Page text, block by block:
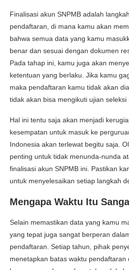
Finalisasi akun SNPMB adalah
pendaftaran, di mana kamu akan
bahwa semua data yang kamu
benar dan sesuai dengan dokumen
Pada tahap ini, kamu juga akan
ketentuan yang berlaku. Jika kamu
maka pendaftaran kamu tidak akan
tidak akan bisa mengikuti ujian seleksi
Hal ini tentu saja akan menjadi
kesempatan untuk masuk ke
Indonesia akan terlewat begitu saja.
penting untuk tidak menunda-nunda
finalisasi akun SNPMB ini. Pastikan
untuk menyelesaikan setiap langkah
Mengapa Waktu Itu
Selain memastikan data yang kamu
yang tepat juga sangat berperan
pendaftaran. Setiap tahun, pihak
menetapkan batas waktu pendaftaran